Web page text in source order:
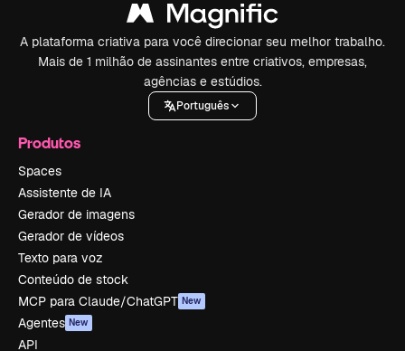
A plataforma criativa para você direcionar seu melhor trabalho.
Mais de 1 milhão de assinantes entre criativos, empresas,
agências e estúdios.
Português
Produtos
Spaces
Assistente de IA
Gerador de imagens
Gerador de vídeos
Texto para voz
Conteúdo de stock
MCP para Claude/ChatGPT New
Agentes New
API